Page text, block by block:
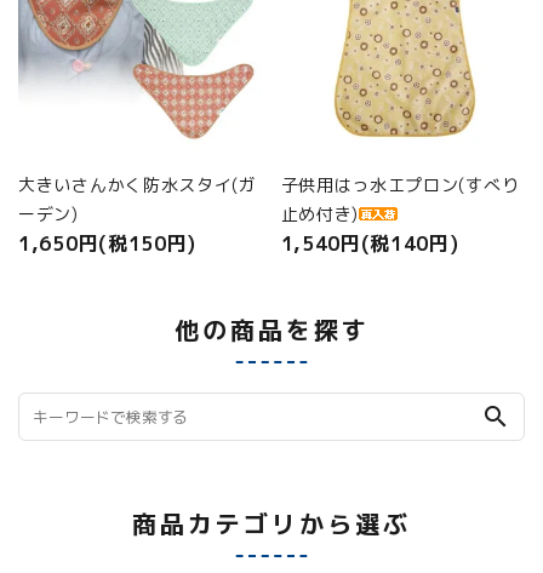
大きいさんかく防水スタイ(ガ
ーデン)
1,650円(税150円)
子供用はっ水エプロン(すべり
止め付き)
1,540円(税140円)
他の商品を探す
search
商品カテゴリから選ぶ